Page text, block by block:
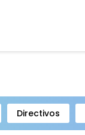
Directivos